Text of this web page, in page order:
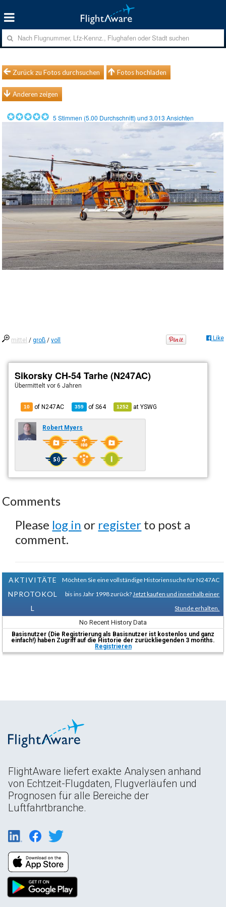
Zurück zu Fotos durchsuchen Fotos hochladen
Anderen zeigen
5 Stimmen (5.00 Durchschnitt) und3.013 Ansichten
mittel /groß /voll Like
Sikorsky CH-54 Tarhe (N247AC)
Übermitteltvor 6 Jahren
10 of N247AC 359 ofS64 1252 atYSWG
Robert Myers
Comments
Please log in or register to post a
comment.
AKTIVITÄTE
NPROTOKOL
L
Möchten Sie eine vollständige Historiensuche für N247AC
bis ins Jahr 1998 zurück? Jetzt kaufen und innerhalb einer
Stunde erhalten.
No Recent History Data
Basisnutzer (Die Registrierung als Basisnutzer ist kostenlos und ganz
einfach!) haben Zugriff auf die Historie der zurückliegenden 3 months.
Registrieren
FlightAware liefert exakte Analysen anhand
von Echtzeit-Flugdaten, Flugverläufen und
Prognosen für alle Bereiche der
Luftfahrtbranche.